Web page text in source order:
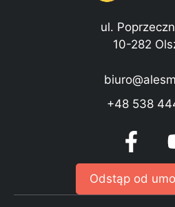
ul.
10-282
+48 538
Odstąp od